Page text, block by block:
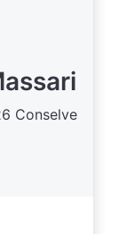
Conselve